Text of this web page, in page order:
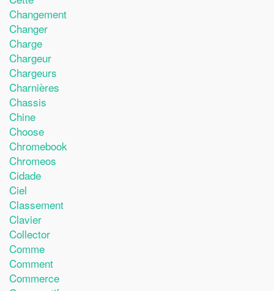
Changement
Changer
Charge
Chargeur
Chargeurs
Charnières
Chassis
Chine
Choose
Chromebook
Chromeos
Cidade
Ciel
Classement
Clavier
Collector
Comme
Comment
Commerce